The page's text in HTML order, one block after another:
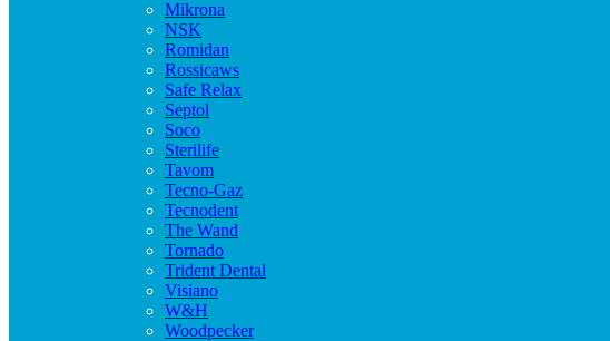
Mikrona
NSK
Romidan
Rossicaws
Safe Relax
Septol
Soco
Sterilife
Tavom
Tecno-Gaz
Tecnodent
The Wand
Tornado
Trident Dental
Visiano
W&H
Woodpecker